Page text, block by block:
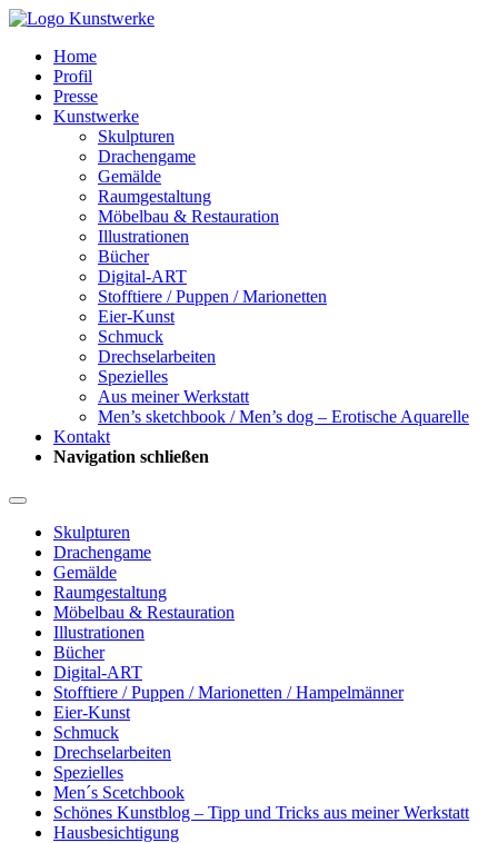
Home
Profil
Presse
Kunstwerke
Skulpturen
Drachengame
Gemälde
Raumgestaltung
Möbelbau & Restauration
Illustrationen
Bücher
Digital-ART
Stofftiere / Puppen / Marionetten
Eier-Kunst
Schmuck
Drechselarbeiten
Spezielles
Aus meiner Werkstatt
Men’s sketchbook / Men’s dog – Erotische Aquarelle
Kontakt
Navigation schließen
Skulpturen
Drachengame
Gemälde
Raumgestaltung
Möbelbau & Restauration
Illustrationen
Bücher
Digital-ART
Stofftiere / Puppen / Marionetten / Hampelmänner
Eier-Kunst
Schmuck
Drechselarbeiten
Spezielles
Men´s Scetchbook
Schönes Kunstblog – Tipp und Tricks aus meiner Werkstatt
Hausbesichtigung